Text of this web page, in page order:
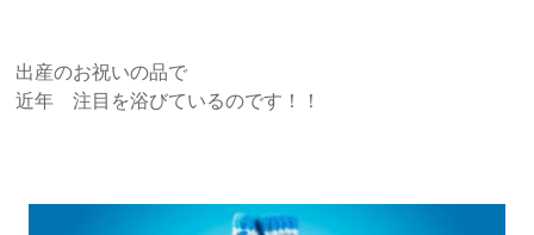
出産のお祝いの品で
近年 注目を浴びているのです！！